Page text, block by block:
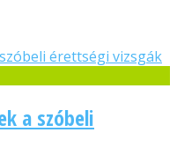
a szóbeli